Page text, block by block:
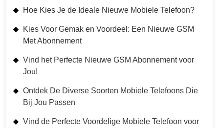
Hoe Kies Je de Ideale Nieuwe Mobiele Telefoon?
Kies Voor Gemak en Voordeel: Een Nieuwe GSM
Met Abonnement
Vind het Perfecte Nieuwe GSM Abonnement voor
Jou!
Ontdek De Diverse Soorten Mobiele Telefoons Die
Bij Jou Passen
Vind de Perfecte Voordelige Mobiele Telefoon voor